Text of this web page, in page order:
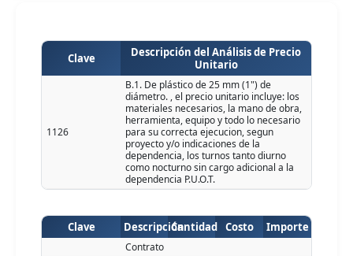
Clave
Descripción del Análisis de Precio
Unitario
1126
B.1. De plástico de 25 mm (1") de
diámetro. , el precio unitario incluye: los
materiales necesarios, la mano de obra,
herramienta, equipo y todo lo necesario
para su correcta ejecucion, segun
proyecto y/o indicaciones de la
dependencia, los turnos tanto diurno
como nocturno sin cargo adicional a la
dependencia P.U.O.T.
Clave DescripciónCantidad Costo Importe
Contrato